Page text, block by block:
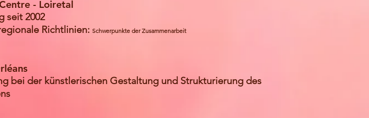
- Loiretal
seit 2002
Richtlinien: Schwerpunkte der Zusammenarbeit
bei der künstlerischen Gestaltung und Strukturierung des